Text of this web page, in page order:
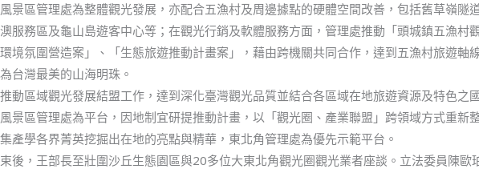
景區管理處為整體觀光發展，亦配合五漁村及周邊據點的硬體空間改善，包括舊草嶺隧
服務區及龜山島遊客中心等；在觀光行銷及軟體服務方面，管理處推動「頭城鎮五漁村
境氛圍營造案」、「生態旅遊推動計畫案」，藉由跨機關共同合作，達到五漁村旅遊軸
台灣最美的山海明珠。
動區域觀光發展結盟工作，達到深化臺灣觀光品質並結合各區域在地旅遊資源及特色之
景區管理處為平台，因地制宜研提推動計畫，以「觀光圈、產業聯盟」跨領域方式重新
產學各界菁英挖掘出在地的亮點與精華，東北角管理處為優先示範平台。
後，王部長至壯圍沙丘生態園區與20多位大東北角觀光圈觀光業者座談。立法委員陳歐